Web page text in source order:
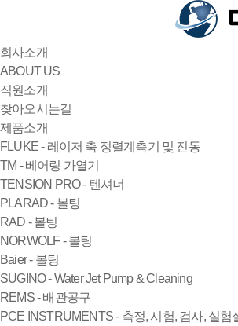
회사소개
ABOUT US
직원소개
찾아오시는길
제품소개
FLUKE - 레이저 축 정렬계측기 및 진동
TM - 베어링 가열기
TENSION PRO - 텐셔너
PLARAD - 볼팅
RAD - 볼팅
NORWOLF - 볼팅
Baier - 볼팅
SUGINO - Water Jet Pump & Cleaning
REMS - 배관공구
PCE INSTRUMENTS - 측정, 시험, 검사, 실험